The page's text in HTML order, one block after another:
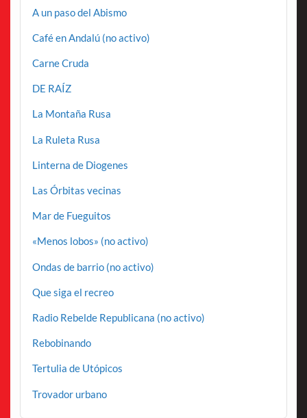
A un paso del Abismo
Café en Andalú (no activo)
Carne Cruda
DE RAÍZ
La Montaña Rusa
La Ruleta Rusa
Linterna de Diogenes
Las Órbitas vecinas
Mar de Fueguitos
«Menos lobos» (no activo)
Ondas de barrio (no activo)
Que siga el recreo
Radio Rebelde Republicana (no activo)
Rebobinando
Tertulia de Utópicos
Trovador urbano